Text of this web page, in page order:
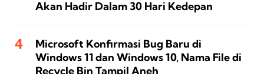
Akan Hadir Dalam 30 Hari Kedepan
Microsoft Konfirmasi Bug Baru di
Windows 11 dan Windows 10, Nama File di
Recycle Bin Tampil Aneh